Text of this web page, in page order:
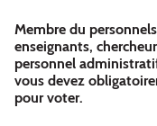
Membre du
enseignants,
personnel
vous devez
pour voter.